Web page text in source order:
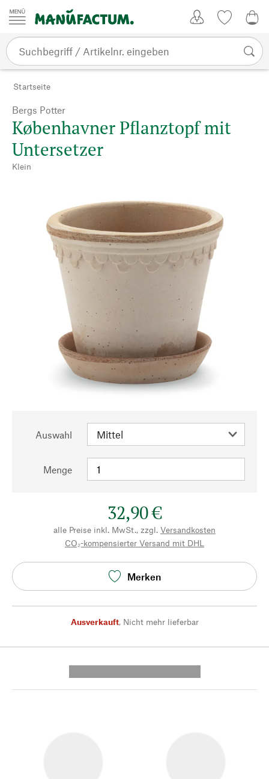
Zum Inhalt springen
Startseite
Bergs Potter
Københavner Pflanztopf mit
Untersetzer
Klein
Auswahl
Menge
32,90 €
alle Preise inkl. MwSt., zzgl. Versandkosten
CO₂-kompensierter Versand mit DHL
Merken
Ausverkauft, Nicht mehr lieferbar